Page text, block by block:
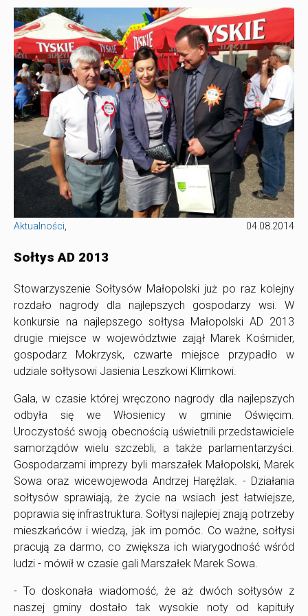
Aktualności 04.08.2014
Sołtys AD 2013
Stowarzyszenie Sołtysów Małopolski już po raz kolejny
rozdało nagrody dla najlepszych gospodarzy wsi. W
konkursie na najlepszego sołtysa Małopolski AD 2013
drugie miejsce w województwie zajął Marek Kośmider,
gospodarz Mokrzysk, czwarte miejsce przypadło w
udziale sołtysowi Jasienia Leszkowi Klimkowi.
Gala, w czasie której wręczono nagrody dla najlepszych
odbyła się we Włosienicy w gminie Oświęcim.
Uroczystość swoją obecnością uświetnili przedstawiciele
samorządów wielu szczebli, a także parlamentarzyści.
Gospodarzami imprezy byli marszałek Małopolski, Marek
Sowa oraz wicewojewoda Andrzej Harężlak. - Działania
sołtysów sprawiają, że życie na wsiach jest łatwiejsze,
poprawia się infrastruktura. Sołtysi najlepiej znają potrzeby
mieszkańców i wiedzą, jak im pomóc. Co ważne, sołtysi
pracują za darmo, co zwiększa ich wiarygodność wśród
ludzi - mówił w czasie gali Marszałek Marek Sowa.
- To doskonała wiadomość, że aż dwóch sołtysów z
naszej gminy dostało tak wysokie noty od kapituły